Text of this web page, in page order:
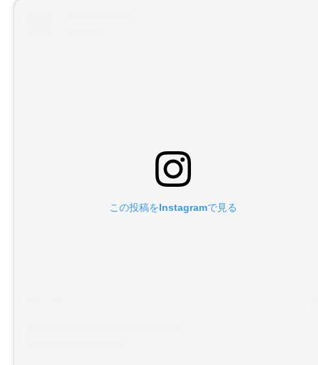
この投稿をInstagramで見る